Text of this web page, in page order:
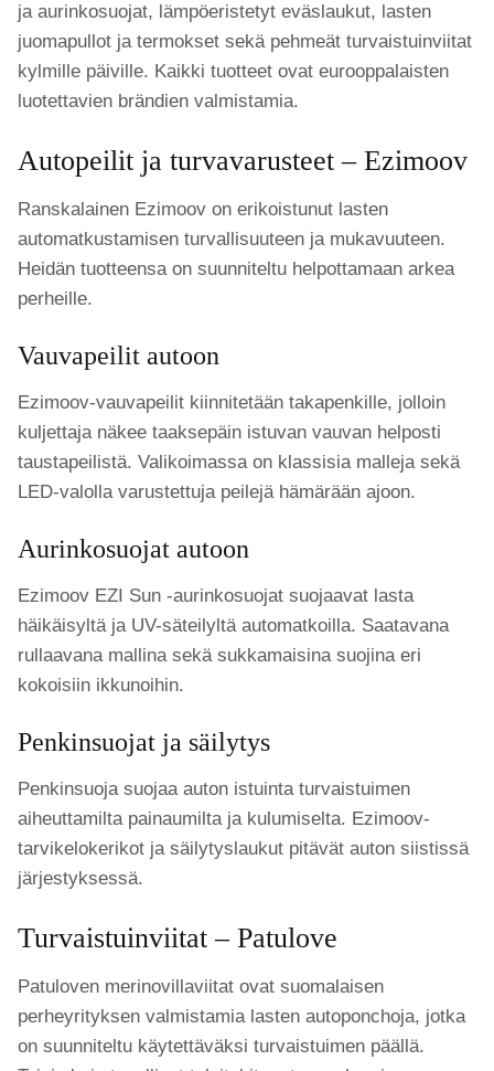
ja aurinkosuojat, lämpöeristetyt eväslaukut, lasten
juomapullot ja termokset sekä pehmeät turvaistuinviitat
kylmille päiville. Kaikki tuotteet ovat eurooppalaisten
luotettavien brändien valmistamia.
Autopeilit ja turvavarusteet – Ezimoov
Ranskalainen Ezimoov on erikoistunut lasten
automatkustamisen turvallisuuteen ja mukavuuteen.
Heidän tuotteensa on suunniteltu helpottamaan arkea
perheille.
Vauvapeilit autoon
Ezimoov-vauvapeilit kiinnitetään takapenkille, jolloin
kuljettaja näkee taaksepäin istuvan vauvan helposti
taustapeilistä. Valikoimassa on klassisia malleja sekä
LED-valolla varustettuja peilejä hämärään ajoon.
Aurinkosuojat autoon
Ezimoov EZI Sun -aurinkosuojat suojaavat lasta
häikäisyltä ja UV-säteilyltä automatkoilla. Saatavana
rullaavana mallina sekä sukkamaisina suojina eri
kokoisiin ikkunoihin.
Penkinsuojat ja säilytys
Penkinsuoja suojaa auton istuinta turvaistuimen
aiheuttamilta painaumilta ja kulumiselta. Ezimoov-
tarvikelokerikot ja säilytyslaukut pitävät auton siistissä
järjestyksessä.
Turvaistuinviitat – Patulove
Patuloven merinovillaviitat ovat suomalaisen
perheyrityksen valmistamia lasten autoponchoja, jotka
on suunniteltu käytettäväksi turvaistuimen päällä.